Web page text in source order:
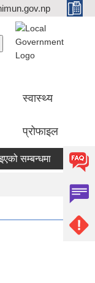
स्वास्थ्य
प्रोफाइल
औषधीको